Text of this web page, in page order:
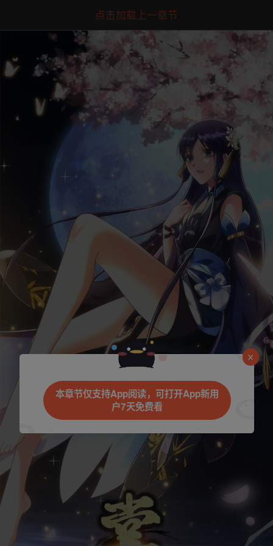
点击加载上一章节
本章节仅支持App阅读，可打开App新用
户7天免费看
是否前往腾漫App继续阅读
立即前往